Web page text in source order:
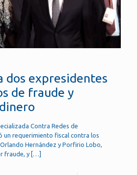
dos expresidentes
de fraude y
Contra Redes de
un requerimiento fiscal contra los
Hernández y Porfirio Lobo,
fraude, y […]